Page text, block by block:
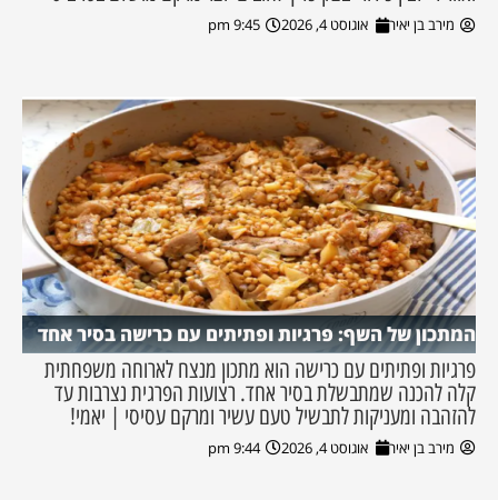
מירב בן יאיר אוגוסט 4, 2026 9:45 pm
המתכון של השף: פרגיות ופתיתים עם כרישה בסיר אחד
פרגיות ופתיתים עם כרישה הוא מתכון מנצח לארוחה משפחתית
קלה להכנה שמתבשלת בסיר אחד. רצועות הפרגית נצרבות עד
להזהבה ומעניקות לתבשיל טעם עשיר ומרקם עסיסי | יאמי!
מירב בן יאיר אוגוסט 4, 2026 9:44 pm